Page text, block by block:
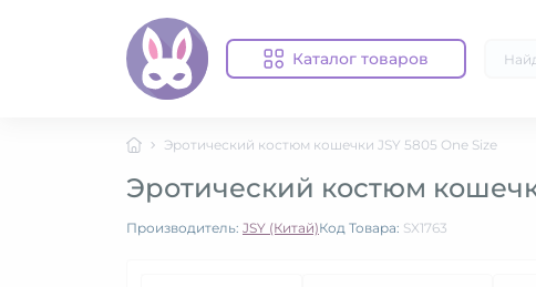
Каталог товаров
Эротический костюм кошечки JSY 5805 One Size
Эротический костюм
Производитель: JSY (Китай)Код Товара: SX1763